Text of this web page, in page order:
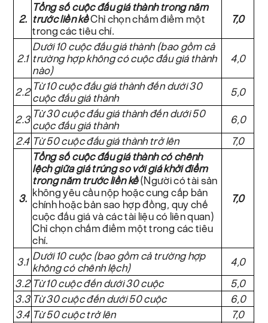
2.
Tổng số cuộc đấu giá thành trong năm
trước liền kềChỉ chọn chấm điểm một
trong các tiêu chí.
7,0
2.1
Dưới 10 cuộc đấu giá thành (bao gồm cả
trường hợp không có cuộc đấu giá thành
nào)
4,0
2.2
Từ 10 cuộc đấu giá thành đến dưới 30
cuộc đấu giá thành
5,0
2.3
Từ 30 cuộc đấu giá thành đến dưới 50
cuộc đấu giá thành
6,0
2.4 Từ 50 cuộc đấu giá thành trở lên 7,0
3.
Tổng số cuộc đấu giá thành có chênh
lệch giữa giá trúng so với giá khởi điểm
trong năm trước liền kề(Người có tài sản
không yêu cầu nộp hoặc cung cấp bản
chính hoặc bản sao hợp đồng, quy chế
cuộc đấu giá và các tài liệu có liên quan)
Chỉ chọn chấm điểm một trong các tiêu
chí.
7,0
3.1
Dưới 10 cuộc (bao gồm cả trường hợp
không có chênh lệch)
4,0
3.2 Từ 10 cuộc đến dưới 30 cuộc
5,0
3.3 Từ 30 cuộc đến dưới 50 cuộc
6,0
3.4 Từ 50 cuộc trở lên 7,0